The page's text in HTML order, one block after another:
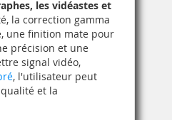
les vidéastes et
la correction gamma
une finition mate pour
précision et une
signal vidéo,
, l'utilisateur peut
et la